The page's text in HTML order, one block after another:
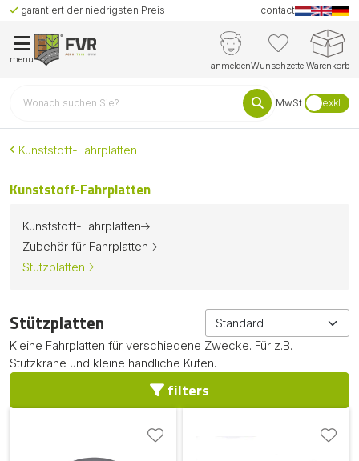
garantiert der niedrigsten Preis contact
menu
anmeldenWunschzettelWarenkorb
MwSt. exkl.
Kunststoff-Fahrplatten
Kunststoff-Fahrplatten
Kunststoff-Fahrplatten
Zubehör für Fahrplatten
Stützplatten
Stützplatten
Kleine Fahrplatten für verschiedene Zwecke. Für z.B.
Stützkräne und kleine handliche Kufen.
filters